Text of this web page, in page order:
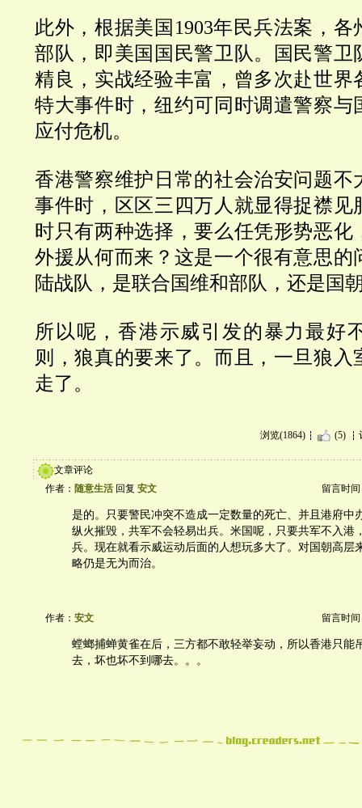
此外，根据美国 1903年民兵法案，各
部队，即美国国民警卫队。国民警卫
精良，实战经验丰富，曾多次赴世界
特大事件时，纽约可同时调遣警察与
应付危机。
香港警察维护日常的社会治安问题不
事件时，区区三四万人就显得捉襟见
时只有两种选择，要么任凭形势恶化
外援从何而来？这是一个很有意思的
陆战队，是联合国维和部队，还是国
所以呢，香港示威引发的暴力最好
则，狼真的要来了。而且，一旦狼入
走了。
浏览(1864) (5)
文章评论
作者： 随意生活 回复 安文 留言时间
是的。只要警民冲突不造成一定数量的死亡、并且港府中
纵火摧毁，共军不会轻易出兵。米国呢，只要共军不入港
兵。现在就看示威运动后面的人想玩多大了。对国朝高层
略仍是无为而治。
作者： 安文 留言时间
螳螂捕蝉黄雀在后，三方都不敢轻举妄动，所以香港只能
去，坏也坏不到哪去。。。